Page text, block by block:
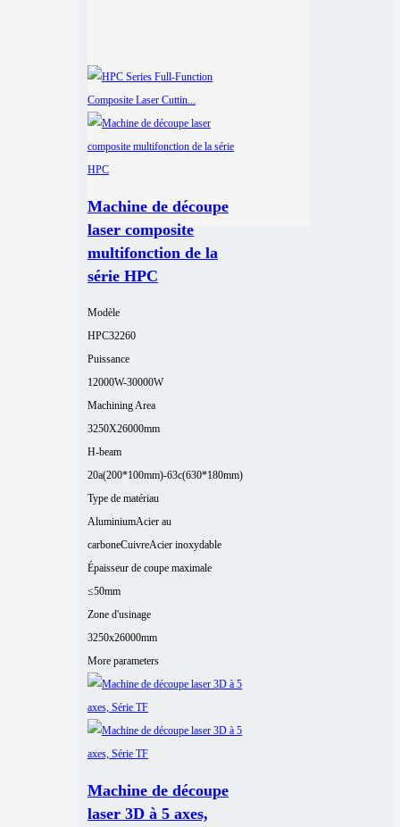
Machine de découpe
laser composite
multifonction de la
série HPC
Modèle
HPC32260
Puissance
12000W-30000W
Machining Area
3250X26000mm
H-beam
20a(200*100mm)-63c(630*180mm)
Type de matériau
AluminiumAcier au
carboneCuivreAcier inoxydable
Épaisseur de coupe maximale
≤50mm
Zone d'usinage
3250x26000mm
More parameters
Machine de découpe
laser 3D à 5 axes,